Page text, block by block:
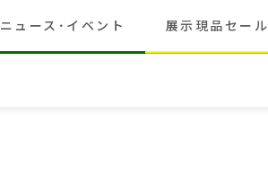
ニュース･イベント 展示現品セール